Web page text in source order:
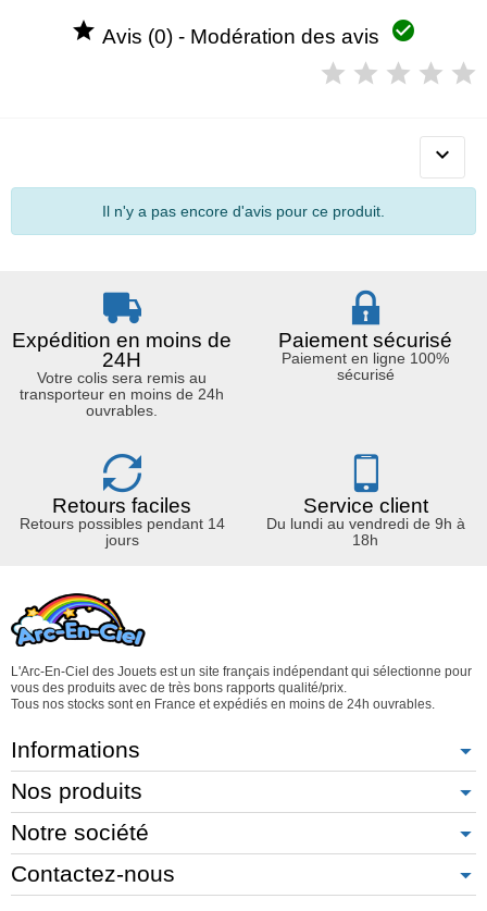
 Avis (0) - Modération des avis 

Il n'y a pas encore d'avis pour ce produit.
Expédition en moins de
24H
Votre colis sera remis au
transporteur en moins de 24h
ouvrables.
Paiement sécurisé
Paiement en ligne 100%
sécurisé
Retours faciles
Retours possibles pendant 14
jours
Service client
Du lundi au vendredi de 9h à
18h
L'Arc-En-Ciel des Jouets est un site français indépendant qui sélectionne pour
vous des produits avec de très bons rapports qualité/prix.
Tous nos stocks sont en France et expédiés en moins de 24h ouvrables.
Informations
Nos produits
Notre société
Contactez-nous